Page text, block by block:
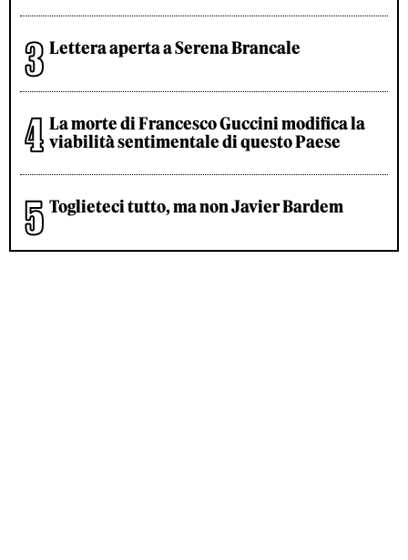
Lettera aperta a Serena Brancale
La morte di Francesco Guccini modifica la
viabilità sentimentale di questo Paese
Toglieteci tutto, ma non Javier Bardem